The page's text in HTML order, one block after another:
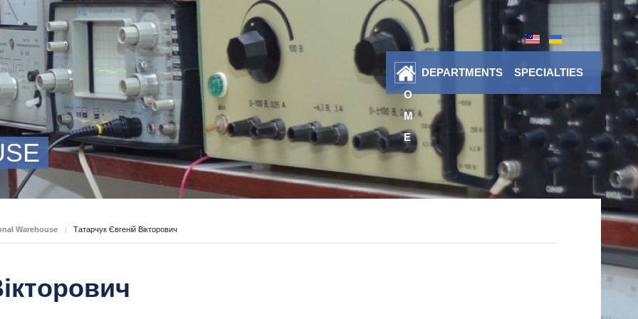
H
O
M
E
DEPARTMENTS SPECIALTIES
Warehouse / Татарчук Євгеній Вікторович